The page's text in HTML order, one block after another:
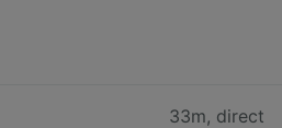
33m, direct